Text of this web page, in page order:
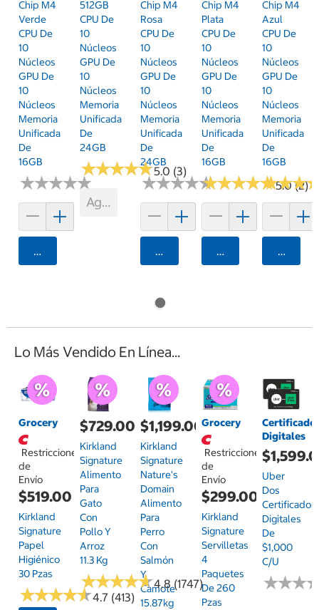
Chip M4
Verde
CPU De
10
Núcleos
GPU De
10
Núcleos
Memoria
Unificada
De
16GB
★★★★★
★★★★★
Agregar
512GB
CPU De
10
Núcleos
GPU De
10
Núcleos
Memoria
Unificada
De
24GB
★★★★★
★★★★★5.0 (3)
Agotado
Chip M4
Rosa
CPU De
10
Núcleos
GPU De
10
Núcleos
Memoria
Unificada
De
24GB
★★★★★
★★★★★
Agregar
Chip M4
Plata
CPU De
10
Núcleos
GPU De
10
Núcleos
Memoria
Unificada
De
16GB
★★★★★
★★★★★5.0 (2)
Agregar
Chip M4
Azul
CPU De
10
Núcleos
GPU De
10
Núcleos
Memoria
Unificada
De
16GB
★★★
★★★
Lo Más Vendido En Línea...
Grocery
Restricciones
de
Envío
$519.00
Kirkland
Signature
Papel
Higiénico
30 Pzas
★★★★★
★★★★★4.7 (413)
$729.00
Kirkland
Signature
Alimento
Para
Gato
Con
Pollo Y
Arroz
11.3 Kg
★★★★★
★★★★★4.8 (1747)
$1,199.00
Kirkland
Signature
Nature's
Domain
Alimento
Para
Perro
Con
Salmón
Y
Camote
15.87kg
Grocery
Restricciones
de
Envío
$299.00
Kirkland
Signature
Servilletas
4
Paquetes
De 260
Pzas
Digitales
Uber
Dos
Certificados
Digitales
De
$1,000
C/u
★★★
★★★